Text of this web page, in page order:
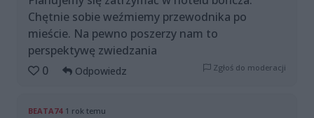
Chętnie sobie weźmiemy przewodnika po
mieście. Na pewno poszerzy nam to
perspektywę zwiedzania
0
Odpowiedz Zgłoś do moderacji
BEATA74 1 rok temu